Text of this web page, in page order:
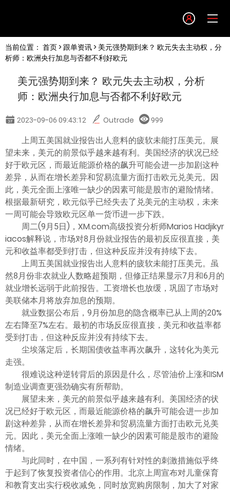
English
简体中文
한글
日本語
Tiếng việt
ไทย
当前位置： 首页> 跟单资讯> 美元强势期到来？ 欧元失去主动权，分
析师：欧洲央行加息与否都不利好欧元
美元强势期到来？ 欧元失去主动权，分析
师：欧洲央行加息与否都不利好欧元
2023-09-06 09:43:12 Outrade 999
上周五美国就业报告出人意料的疲软未能打压美元。展
望未来，美元的前景似乎越来越有利。美国经济的状况已经
好于欧元区，而最近能源价格的飙升可能会进一步加剧这种
差异，从而在增长差异和贸易流量方面打击欧元兑美元。因
此，美元全面上涨唯一缺少的因素可能是股市的避险情绪。
根据最新研究，欧元似乎已经失去了兑美元的主动权，未来
一周可能会导致欧元区单一货币进一步下跌。
周二(9月5日)，XM.com高级投资分析师Marios Hadjikyr
iacos解释说，市场对8月份就业报告的最初反应很直接，美
元和收益率都受到打击，但这种反应并没有持续下去。
上周五美国就业报告出人意料的疲软未能打压美元。虽
然8月份非农就业人数略超预期，但修正结果显示7月和6月的
就业增长远弱于此前报告。工资增长也放缓，巩固了市场对
美联储本月将放弃加息的预期。
就业数据公布后，9月份加息的隐含概率已从上周的20%
左右降至7%左右。最初的市场反应很直接，美元和收益率都
受到打击，但这种反应并没有持续下去。
尘埃落定后，长期国债收益率再次飙升，这转化为美元
走强。
很难说这种逆转背后的原因是什么，尽管油价上涨和ISM
制造业调查更强劲确实有所帮助。
展望未来，美元的前景似乎越来越有利。美国经济的状
况已经好于欧元区，而最近能源价格的飙升可能会进一步加
剧这种差异，从而在增长差异和贸易流量方面打击欧元兑美
元。因此，美元全面上涨唯一缺少的因素可能是股市的避险
情绪。
与此同时，在中国，一系列有针对性的刺激措施似乎终
于起到了恢复投资者信心的作用。北京上周宣布对儿童保育
和教育支出实行税收减免，同时放宽购房限制，加大了对家